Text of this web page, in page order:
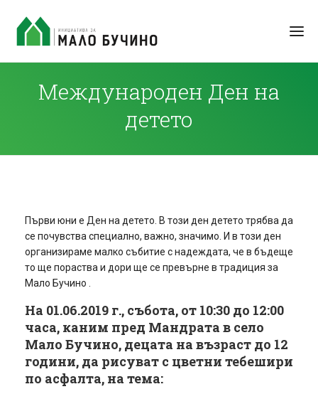
Международен Ден на
детето
Първи юни е Ден на детето. В този ден детето трябва да
се почувства специално, важно, значимо. И в този ден
организираме малко събитие с надеждата, че в бъдеще
то ще пораства и дори ще се превърне в традиция за
Мало Бучино .
На 01.06.2019 г., събота, от 10:30 до 12:00
часа, каним пред Мандрата в село
Мало Бучино, децата на възраст до 12
години, да рисуват с цветни тебешири
по асфалта, на тема: